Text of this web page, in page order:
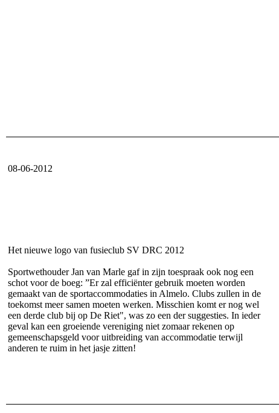
08-06-2012
Het nieuwe logo van fusieclub SV DRC 2012
Sportwethouder Jan van Marle gaf in zijn toespraak ook nog een
schot voor de boeg: ”Er zal efficiënter gebruik moeten worden
gemaakt van de sportaccommodaties in Almelo. Clubs zullen in de
toekomst meer samen moeten werken. Misschien komt er nog wel
een derde club bij op De Riet", was zo een der suggesties. In ieder
geval kan een groeiende vereniging niet zomaar rekenen op
gemeenschapsgeld voor uitbreiding van accommodatie terwijl
anderen te ruim in het jasje zitten!